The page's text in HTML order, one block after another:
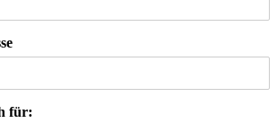
für: